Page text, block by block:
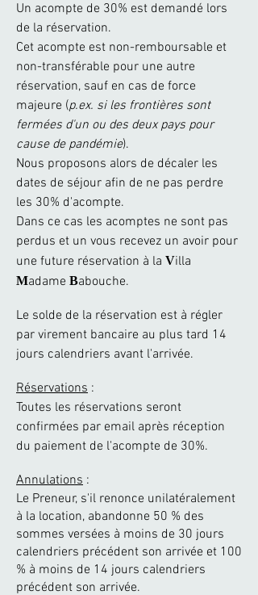
Un acompte de 30% est demandé lors
de la réservation.
Cet acompte est non-remboursable et
non-transférable pour une autre
réservation, sauf en cas de force
majeure (p.ex. si les frontières sont
fermées d'un ou des deux pays pour
cause de pandémie).
Nous proposons alors de décaler les
dates de séjour afin de ne pas perdre
les 30% d'acompte.
Dans ce cas les acomptes ne sont pas
perdus et un vous recevez un avoir pour
une future réservation à la Villa
Madame Babouche.
Le solde de la réservation est à régler
par virement bancaire au plus tard 14
jours calendriers avant l'arrivée.
Réservations :
Toutes les réservations seront
confirmées par email après réception
du paiement de l'acompte de 30%.
Annulations :
Le Preneur, s'il renonce unilatéralement
à la location, abandonne 50 % des
sommes versées à moins de 30 jours
calendriers précédent son arrivée et 100
% à moins de 14 jours calendriers
précédent son arrivée.